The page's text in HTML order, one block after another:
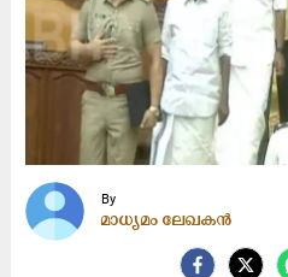
By
മാധ്യമം ലേഖകൻ